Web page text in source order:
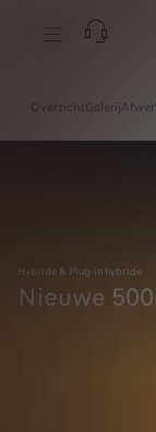
OverzichtGalerij
Hybride & Plug-in hybride
Nieuwe